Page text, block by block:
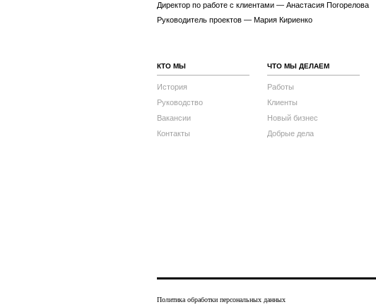
Директор по работе с клиентами — Анастасия Погорелова
Руководитель проектов — Мария Кириенко
КТО МЫ
История
Руководство
Вакансии
Контакты
ЧТО МЫ ДЕЛАЕМ
Работы
Клиенты
Новый бизнес
Добрые дела
Политика обработки персональных данных